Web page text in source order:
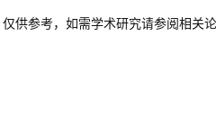
供参考，如需学术研究请参阅相关论